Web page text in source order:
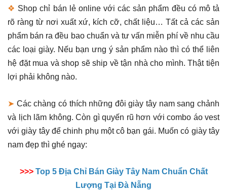
❖ Shop chỉ bán lẻ online với các sản phẩm đều có mô tả
rõ ràng từ nơi xuất xứ, kích cỡ, chất liệu… Tất cả các sản
phẩm bán ra đều bao chuẩn và tư vấn miễn phí về nhu cầu
các loại giày. Nếu bạn ưng ý sản phẩm nào thì có thể liên
hệ đặt mua và shop sẽ ship về tận nhà cho mình. Thật tiện
lợi phải không nào.
➤ Các chàng có thích những đôi giày tây nam sang chảnh
và lịch lãm không. Còn gì quyến rũ hơn với combo áo vest
với giày tây để chinh phụ một cô bạn gái. Muốn có giày tây
nam đẹp thì ghé ngay:
>>> Top 5 Địa Chỉ Bán Giày Tây Nam Chuẩn Chất
Lượng Tại Đà Nẵng